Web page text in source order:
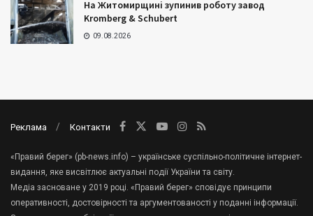
На Житомирщині зупинив роботу завод
Kromberg & Schubert
09.08.2026
Реклама Контакти
«Правий берег» (pb-news.info) – українське суспільно-політичне інтернет-
видання, яке висвітлює актуальні події України та світу.
Медіа засноване у 2019 році. «Правий берег» сповідує принципи
оперативності, достовірності та аргументованості у поданні інформації.